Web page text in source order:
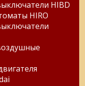
HIBD
HIRO